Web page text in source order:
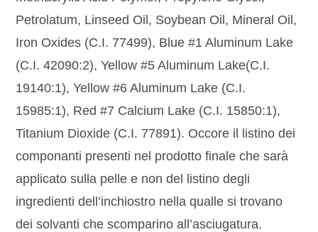
Petrolatum, Linseed Oil, Soybean Oil, Mineral Oil,
Iron Oxides (C.I. 77499), Blue #1 Aluminum Lake
(C.I. 42090:2), Yellow #5 Aluminum Lake(C.I.
19140:1), Yellow #6 Aluminum Lake (C.I.
15985:1), Red #7 Calcium Lake (C.I. 15850:1),
Titanium Dioxide (C.I. 77891). Occore il listino dei
componanti presenti nel prodotto finale che sarà
applicato sulla pelle e non del listino degli
ingredienti dell’inchiostro nella qualle si trovano
dei solvanti che scomparino all’asciugatura.